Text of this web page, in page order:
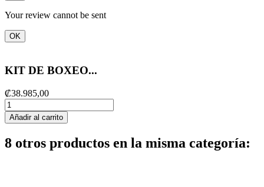
Your review cannot be sent
OK
KIT DE BOXEO...
₡38.985,00
Añadir al carrito
8 otros productos en la misma categoría: